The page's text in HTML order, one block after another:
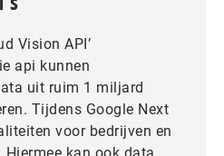
Vision API’
api kunnen
uit ruim 1 miljard
Tijdens Google Next
voor bedrijven en